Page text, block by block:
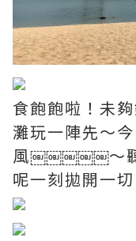
食飽飽啦！未
灘玩一陣先～
風￼￼￼￼￼～聽
呢一刻拋開一